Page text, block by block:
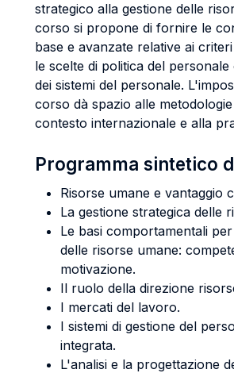
strategico alla gestione delle
corso si propone di fornire le
base e avanzate relative ai
le scelte di politica del personale
dei sistemi del personale.
corso dà spazio alle
contesto internazionale e alla
Programma sintetico
Risorse umane e vantaggio
La gestione strategica delle
Le basi comportamentali
delle risorse umane:
motivazione.
Il ruolo della direzione
I mercati del lavoro.
I sistemi di gestione del
integrata.
L'analisi e la progettazione